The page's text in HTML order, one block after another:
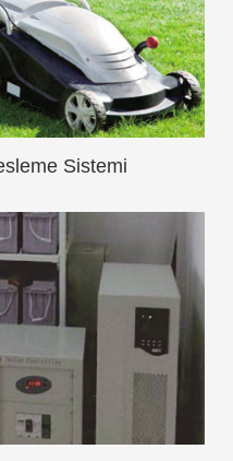
Sistemi